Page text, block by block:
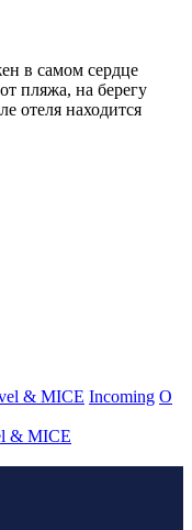
в самом сердце
пляжа, на берегу
отеля находится
& MICE Incoming О
& MICE